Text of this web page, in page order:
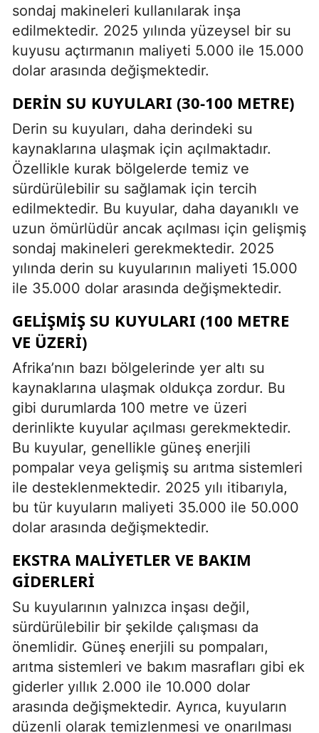
sondaj makineleri kullanılarak inşa
edilmektedir. 2025 yılında yüzeysel bir su
kuyusu açtırmanın maliyeti 5.000 ile 15.000
dolar arasında değişmektedir.
DERIN SU KUYULARI (30-100 METRE)
Derin su kuyuları, daha derindeki su
kaynaklarına ulaşmak için açılmaktadır.
Özellikle kurak bölgelerde temiz ve
sürdürülebilir su sağlamak için tercih
edilmektedir. Bu kuyular, daha dayanıklı ve
uzun ömürlüdür ancak açılması için gelişmiş
sondaj makineleri gerekmektedir. 2025
yılında derin su kuyularının maliyeti 15.000
ile 35.000 dolar arasında değişmektedir.
GELIŞMIŞ SU KUYULARI (100 METRE
VE ÜZERI)
Afrika’nın bazı bölgelerinde yer altı su
kaynaklarına ulaşmak oldukça zordur. Bu
gibi durumlarda 100 metre ve üzeri
derinlikte kuyular açılması gerekmektedir.
Bu kuyular, genellikle güneş enerjili
pompalar veya gelişmiş su arıtma sistemleri
ile desteklenmektedir. 2025 yılı itibarıyla,
bu tür kuyuların maliyeti 35.000 ile 50.000
dolar arasında değişmektedir.
EKSTRA MALIYETLER VE BAKIM
GIDERLERI
Su kuyularının yalnızca inşası değil,
sürdürülebilir bir şekilde çalışması da
önemlidir. Güneş enerjili su pompaları,
arıtma sistemleri ve bakım masrafları gibi ek
giderler yıllık 2.000 ile 10.000 dolar
arasında değişmektedir. Ayrıca, kuyuların
düzenli olarak temizlenmesi ve onarılması